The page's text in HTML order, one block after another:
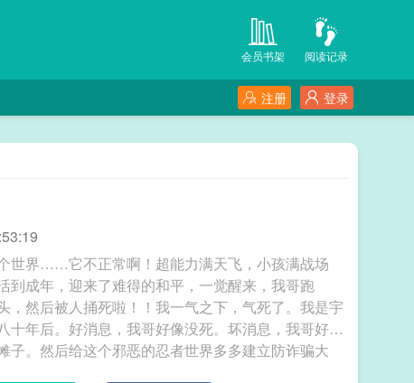
阅读记录
会员书架
登录
注册
世界……它不正常啊！超能力满天飞，小孩满战场
到成年，迎来了难得的和平，一觉醒来，我哥跑
，然后被人捅死啦！！我一气之下，气死了。我是宇
年后。好消息，我哥好像没死。坏消息，我哥好像
。然后给这个邪恶的忍者世界多多建立防诈骗大